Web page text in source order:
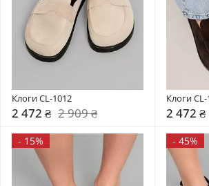
Клоги CL-1012
2 472 ₴ 2 909 ₴
Клоги
2 472 ₴
- 15% - 45%